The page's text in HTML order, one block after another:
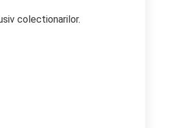
colectionarilor.